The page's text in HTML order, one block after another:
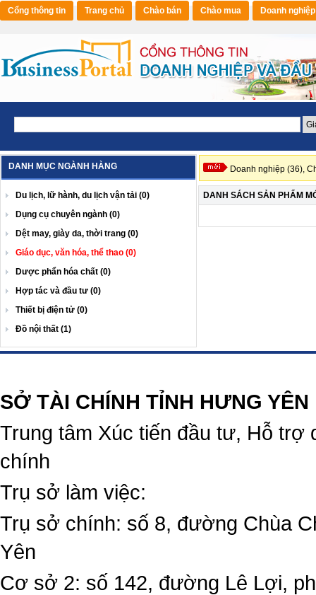
Cổng thông tin Trang chủ Chào bán Chào mua Doanh nghiệp
DANH MỤC NGÀNH HÀNG
Du lịch, lữ hành, du lịch vận tải (0)
Dụng cụ chuyên ngành (0)
Dệt may, giày da, thời trang (0)
Giáo dục, văn hóa, thể thao (0)
Dược phẩn hóa chất (0)
Hợp tác và đầu tư (0)
Thiết bị điện tử (0)
Đồ nội thất (1)
Doanh nghiệp (36),
DANH SÁCH SẢN PHẨM
SỞ TÀI CHÍNH TỈNH HƯNG YÊN
Trung tâm Xúc tiến đầu tư, Hỗ trợ
chính
Trụ sở làm việc:
Trụ sở chính: số 8, đường Chùa
Yên
Cơ sở 2: số 142, đường Lê Lợi,